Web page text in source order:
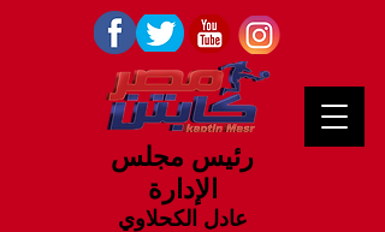
رئيس مجلس
الإدارة
عادل الكحلاوي